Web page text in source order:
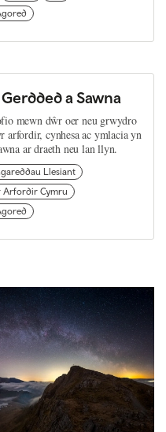
a Sawna
mewn dŵr oer neu grwydro
arfordir, cynhesa ac ymlacia yn
ar draeth neu lan llyn.
Llesiant
Arfordir Cymru